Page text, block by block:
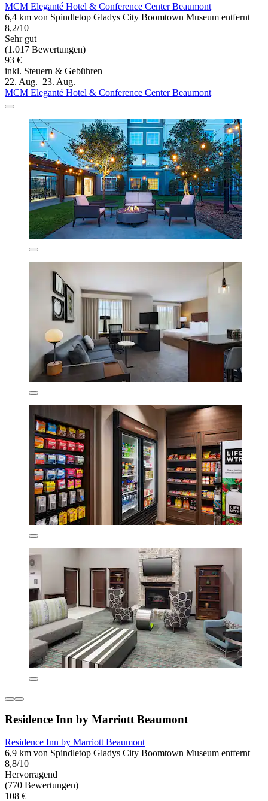
MCM Eleganté Hotel & Conference Center Beaumont
6,4 km von Spindletop Gladys City Boomtown Museum entfernt
8,2/10
Sehr gut
(1.017 Bewertungen)
93 €
inkl. Steuern & Gebühren
22. Aug.–23. Aug.
MCM Eleganté Hotel & Conference Center Beaumont
Residence Inn by Marriott Beaumont
Residence Inn by Marriott Beaumont
6,9 km von Spindletop Gladys City Boomtown Museum entfernt
8,8/10
Hervorragend
(770 Bewertungen)
108 €